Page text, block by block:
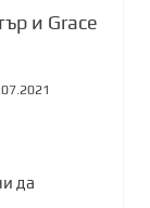
и Grace
да